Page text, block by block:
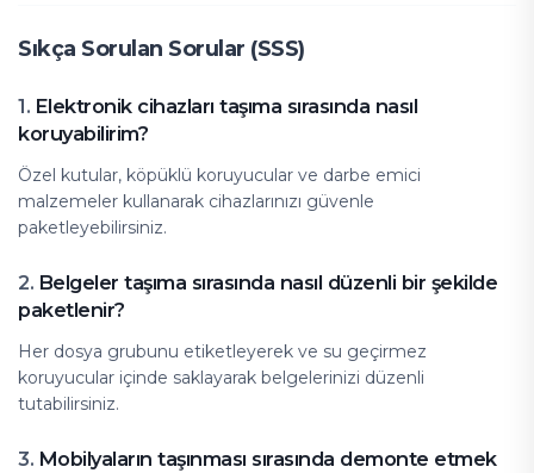
Sıkça Sorulan Sorular (SSS)
1. Elektronik cihazları taşıma sırasında nasıl
koruyabilirim?
Özel kutular, köpüklü koruyucular ve darbe emici
malzemeler kullanarak cihazlarınızı güvenle
paketleyebilirsiniz.
2. Belgeler taşıma sırasında nasıl düzenli bir şekilde
paketlenir?
Her dosya grubunu etiketleyerek ve su geçirmez
koruyucular içinde saklayarak belgelerinizi düzenli
tutabilirsiniz.
3. Mobilyaların taşınması sırasında demonte etmek